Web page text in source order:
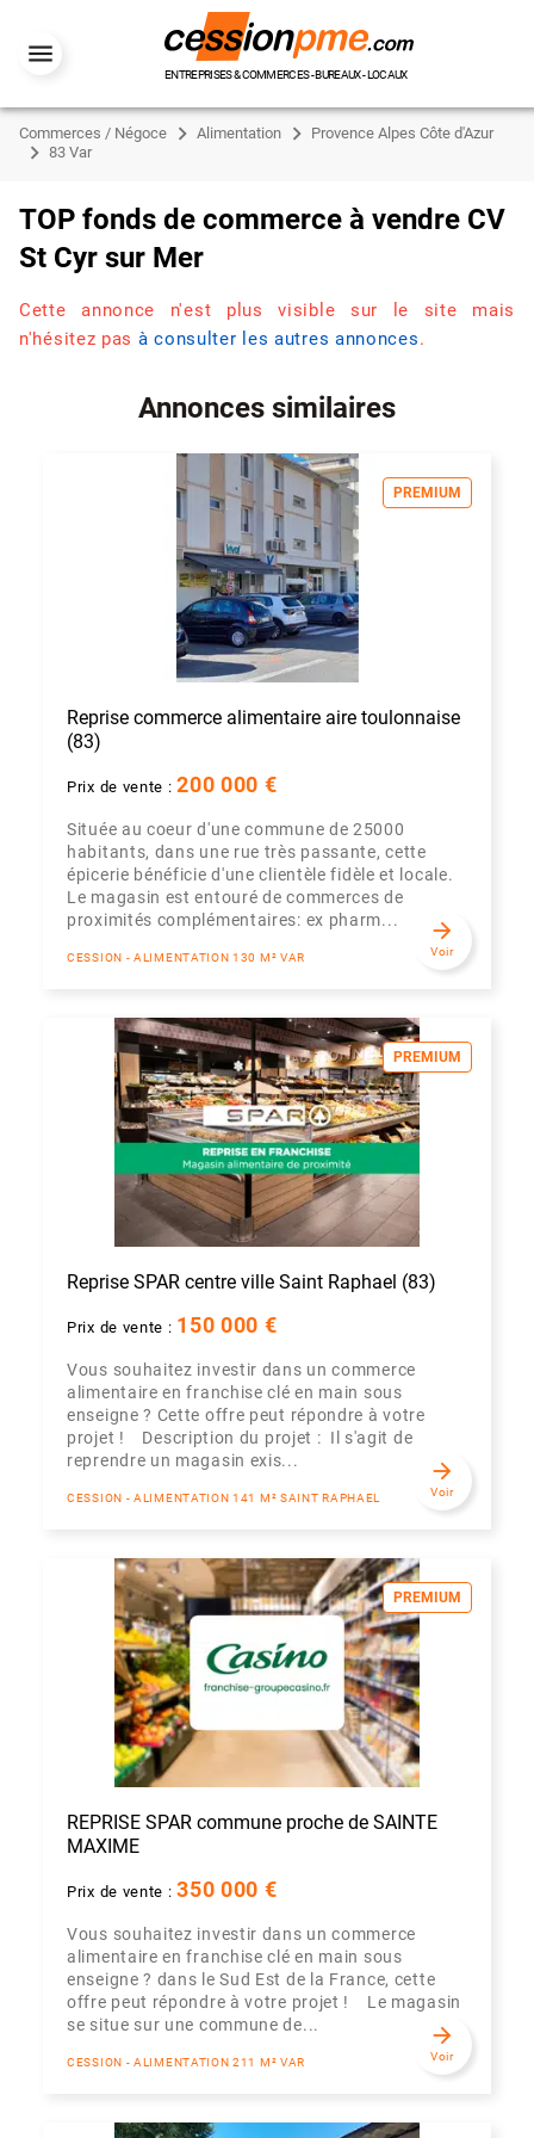
ENTREPRISES & COMMERCES - BUREAUX - LOCAUX
Commerces / Négoce Alimentation
Provence Alpes Côte d'Azur
83 Var
TOP fonds de commerce à vendre CV
St Cyr sur Mer
Cette annonce n'est plus visible sur le site mais
n'hésitez pas à consulter les autres annonces.
Annonces similaires
PREMIUM
Reprise commerce alimentaire aire toulonnaise
(83)
Prix de vente :200 000 €
Située au coeur d'une commune de 25000
habitants, dans une rue très passante, cette
épicerie bénéficie d'une clientèle fidèle et locale.
Le magasin est entouré de commerces de
proximités complémentaires: ex pharm...
CESSION - ALIMENTATION 130 M² VAR
arrow_forward
Voir
PREMIUM
Reprise SPAR centre ville Saint Raphael (83)
Prix de vente : 150 000 €
Vous souhaitez investir dans un commerce
alimentaire en franchise clé en main sous
enseigne ? Cette offre peut répondre à votre
projet ! Description du projet : Il s'agit de
reprendre un magasin exis...
CESSION - ALIMENTATION 141 M² SAINT RAPHAEL
arrow_forward
Voir
PREMIUM
REPRISE SPAR commune proche de SAINTE
MAXIME
Prix de vente :350 000 €
Vous souhaitez investir dans un commerce
alimentaire en franchise clé en main sous
enseigne ? dans le Sud Est de la France, cette
offre peut répondre à votre projet ! Le magasin
se situe sur une commune de...
CESSION - ALIMENTATION 211 M² VAR
arrow_forward
Voir